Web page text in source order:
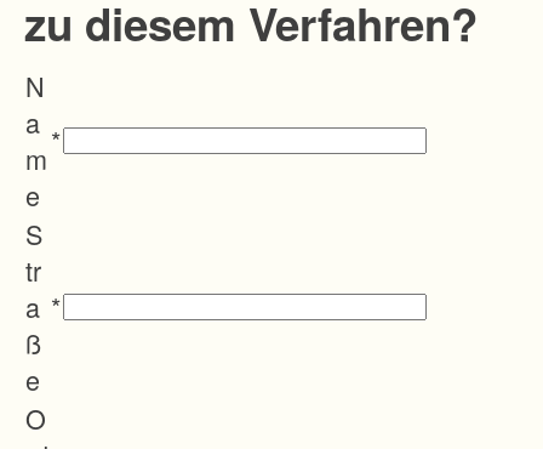
zu diesem Verfahren?
N
a
m
e
*
S
tr
a
ß
e
*
O